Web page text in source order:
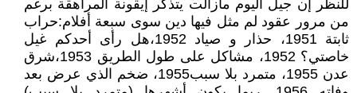
للنظر إن جيل اليوم مازالت يتذكر إيقونة المراهقة برغم
من مرور عقود لم مثل فيها دين سوى سبعة أفلام:حراب
ثابتة 1951، حذار و صياد 1952،هل رأى أحدكم غيل
خاصتي؟ 1952، مشاكل على طول الطريق 1953،شرق
عدن 1955، متمرد بلا سبب1955، ضخم الذي عرض بعد